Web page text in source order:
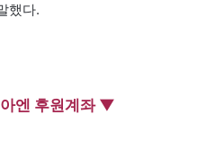
했다.
엔 후원계좌 ▼